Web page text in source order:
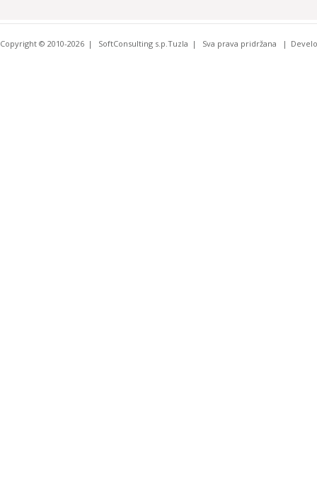
Copyright © 2010-2026 SoftConsulting s.p.Tuzla Sva prava pridržana